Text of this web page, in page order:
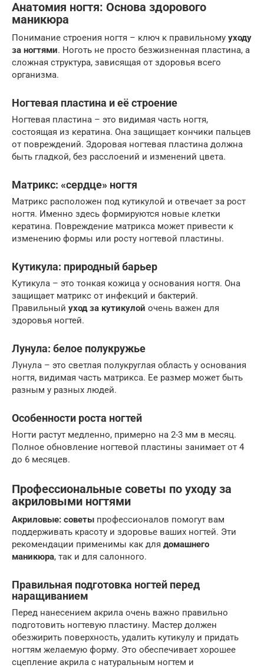
Анатомия ногтя: Основа здорового
маникюра
Понимание строения ногтя – ключ к правильному уходу
за ногтями. Ноготь не просто безжизненная пластина, а
сложная структура, зависящая от здоровья всего
организма.
Ногтевая пластина и её строение
Ногтевая пластина – это видимая часть ногтя,
состоящая из кератина. Она защищает кончики пальцев
от повреждений. Здоровая ногтевая пластина должна
быть гладкой, без расслоений и изменений цвета.
Матрикс: «сердце» ногтя
Матрикс расположен под кутикулой и отвечает за рост
ногтя. Именно здесь формируются новые клетки
кератина. Повреждение матрикса может привести к
изменению формы или росту ногтевой пластины.
Кутикула: природный барьер
Кутикула – это тонкая кожица у основания ногтя. Она
защищает матрикс от инфекций и бактерий.
Правильный уход за кутикулой очень важен для
здоровья ногтей.
Лунула: белое полукружье
Лунула – это светлая полукруглая область у основания
ногтя, видимая часть матрикса. Ее размер может быть
разным у разных людей.
Особенности роста ногтей
Ногти растут медленно, примерно на 2-3 мм в месяц.
Полное обновление ногтевой пластины занимает от 4
до 6 месяцев.
Профессиональные советы по уходу за
акриловыми ногтями
Акриловые: советы профессионалов помогут вам
поддерживать красоту и здоровье ваших ногтей. Эти
рекомендации применимы как для домашнего
маникюра, так и для салонного.
Правильная подготовка ногтей перед
наращиванием
Перед нанесением акрила очень важно правильно
подготовить ногтевую пластину. Мастер должен
обезжирить поверхность, удалить кутикулу и придать
ногтям желаемую форму. Это обеспечивает хорошее
сцепление акрила с натуральным ногтем и